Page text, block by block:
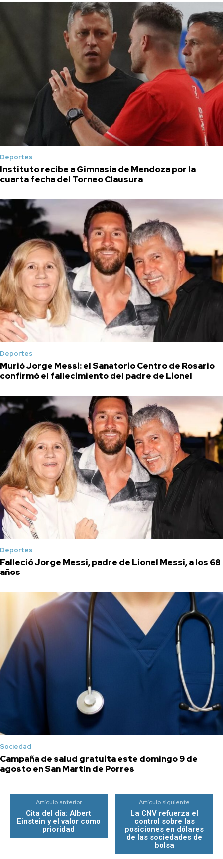
Deportes
Instituto recibe a Gimnasia de Mendoza por la
cuarta fecha del Torneo Clausura
Deportes
Murió Jorge Messi: el Sanatorio Centro de Rosario
confirmó el fallecimiento del padre de Lionel
Deportes
Falleció Jorge Messi, padre de Lionel Messi, a los 68
años
Sociedad
Campaña de salud gratuita este domingo 9 de
agosto en San Martín de Porres
Artículo anterior
Cita del día: Albert
Einstein y el valor como
prioridad
Artículo siguiente
La CNV refuerza el
control sobre las
posiciones en dólares
de las sociedades de
bolsa